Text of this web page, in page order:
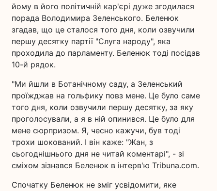
йому в його політичній кар'єрі дуже згодилася
порада Володимира Зеленського. Беленюк
згадав, що це сталося того дня, коли озвучили
першу десятку партії "Слуга народу", яка
проходила до парламенту. Беленюк тоді посідав
10-й рядок.
"Ми йшли в Ботанічному саду, а Зеленський
проїжджав на гольфику повз мене. Це було саме
того дня, коли озвучили першу десятку, за яку
проголосували, а я в ній опинився. Це було для
мене сюрпризом. Я, чесно кажучи, був тоді
трохи шокований. І він каже: "Жан, з
сьогоднішнього дня не читай коментарі", - зі
сміхом зізнався Беленюк в інтерв'ю Tribuna.com.
Спочатку Беленюк не зміг усвідомити, яке